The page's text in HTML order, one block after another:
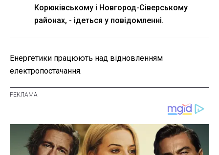
Корюківському і Новгород-Сіверському
районах, - ідеться у повідомленні.
Енергетики працюють над відновленням
електропостачання.